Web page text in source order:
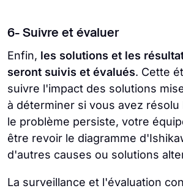
6- Suivre et évaluer
Enfin, les solutions et les
seront suivis et évalués. Cette
suivre l'impact des solutions
à déterminer si vous avez résolu
le problème persiste, votre
être revoir le diagramme
d'autres causes ou solutions
La surveillance et l'évaluation